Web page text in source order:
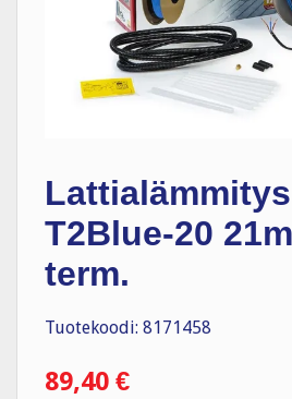
T2Blue-20
term.
Tuotekoodi: 8171458
89,40 €